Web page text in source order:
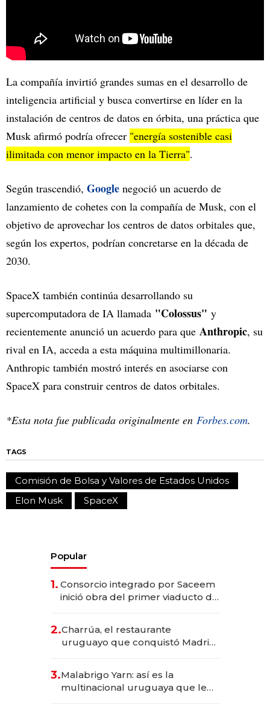
La compañía invirtió grandes sumas en el desarrollo de
inteligencia artificial y busca convertirse en líder en la
instalación de centros de datos en órbita, una práctica que
Musk afirmó podría ofrecer "energía sostenible casi
ilimitada con menor impacto en la Tierra".
Según trascendió, Google negoció un acuerdo de
lanzamiento de cohetes con la compañía de Musk, con el
objetivo de aprovechar los centros de datos orbitales que,
según los expertos, podrían concretarse en la década de
2030.
SpaceX también continúa desarrollando su
supercomputadora de IA llamada "Colossus" y
recientemente anunció un acuerdo para que Anthropic, su
rival en IA, acceda a esta máquina multimillonaria.
Anthropic también mostró interés en asociarse con
SpaceX para construir centros de datos orbitales.
*Esta nota fue publicada originalmente en Forbes.com.
TAGS
Comisión de Bolsa y Valores de Estados Unidos
Elon Musk
SpaceX
Popular
1. Consorcio integrado por Saceem
inició obra del primer viaducto de
millones
2.Charrúa, el restaurante
uruguayo que conquistó Madrid:
anticipación y prepara apertura
3.Malabrigo Yarn: así es la
multinacional uruguaya que le